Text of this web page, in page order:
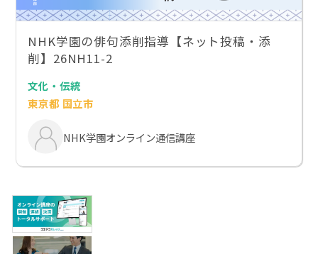
NHK学園の俳句添削指導【ネット投稿・添
削】26NH11-2
文化・伝統
東京都 国立市
NHK学園オンライン通信講座